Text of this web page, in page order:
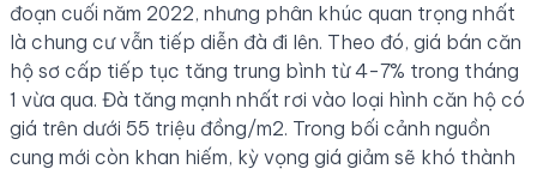
đoạn cuối năm 2022, nhưng phân khúc quan trọng nhất
là chung cư vẫn tiếp diễn đà đi lên. Theo đó, giá bán căn
hộ sơ cấp tiếp tục tăng trung bình từ 4-7% trong tháng
1 vừa qua. Đà tăng mạnh nhất rơi vào loại hình căn hộ có
giá trên dưới 55 triệu đồng/m2. Trong bối cảnh nguồn
cung mới còn khan hiếm, kỳ vọng giá giảm sẽ khó thành